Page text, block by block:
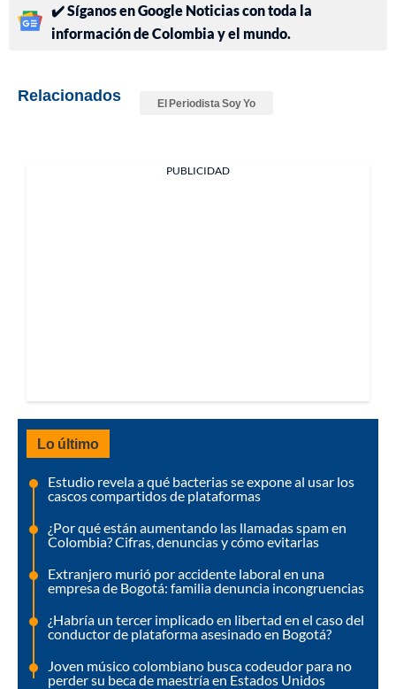
✔️ Síganos en Google Noticias con toda la
información de Colombia y el mundo.
Relacionados El Periodista Soy Yo
PUBLICIDAD
Lo último
Estudio revela a qué bacterias se expone al usar los
cascos compartidos de plataformas
¿Por qué están aumentando las llamadas spam en
Colombia? Cifras, denuncias y cómo evitarlas
Extranjero murió por accidente laboral en una
empresa de Bogotá: familia denuncia incongruencias
¿Habría un tercer implicado en libertad en el caso del
conductor de plataforma asesinado en Bogotá?
Joven músico colombiano busca codeudor para no
perder su beca de maestría en Estados Unidos